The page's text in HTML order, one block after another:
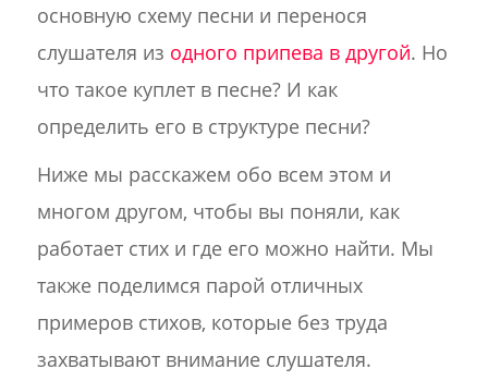
основную схему песни и перенося
слушателя из одного припева в другой. Но
что такое куплет в песне? И как
определить его в структуре песни?
Ниже мы расскажем обо всем этом и
многом другом, чтобы вы поняли, как
работает стих и где его можно найти. Мы
также поделимся парой отличных
примеров стихов, которые без труда
захватывают внимание слушателя.